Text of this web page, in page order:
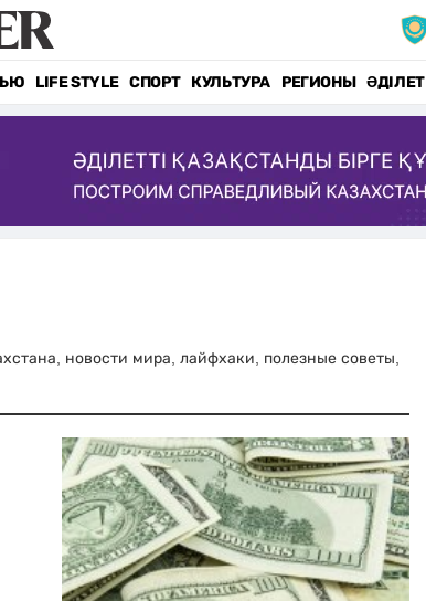
LIFE STYLE СПОРТ КУЛЬТУРА РЕГИОНЫ ӘДІЛЕТ
новости мира, лайфхаки, полезные советы,